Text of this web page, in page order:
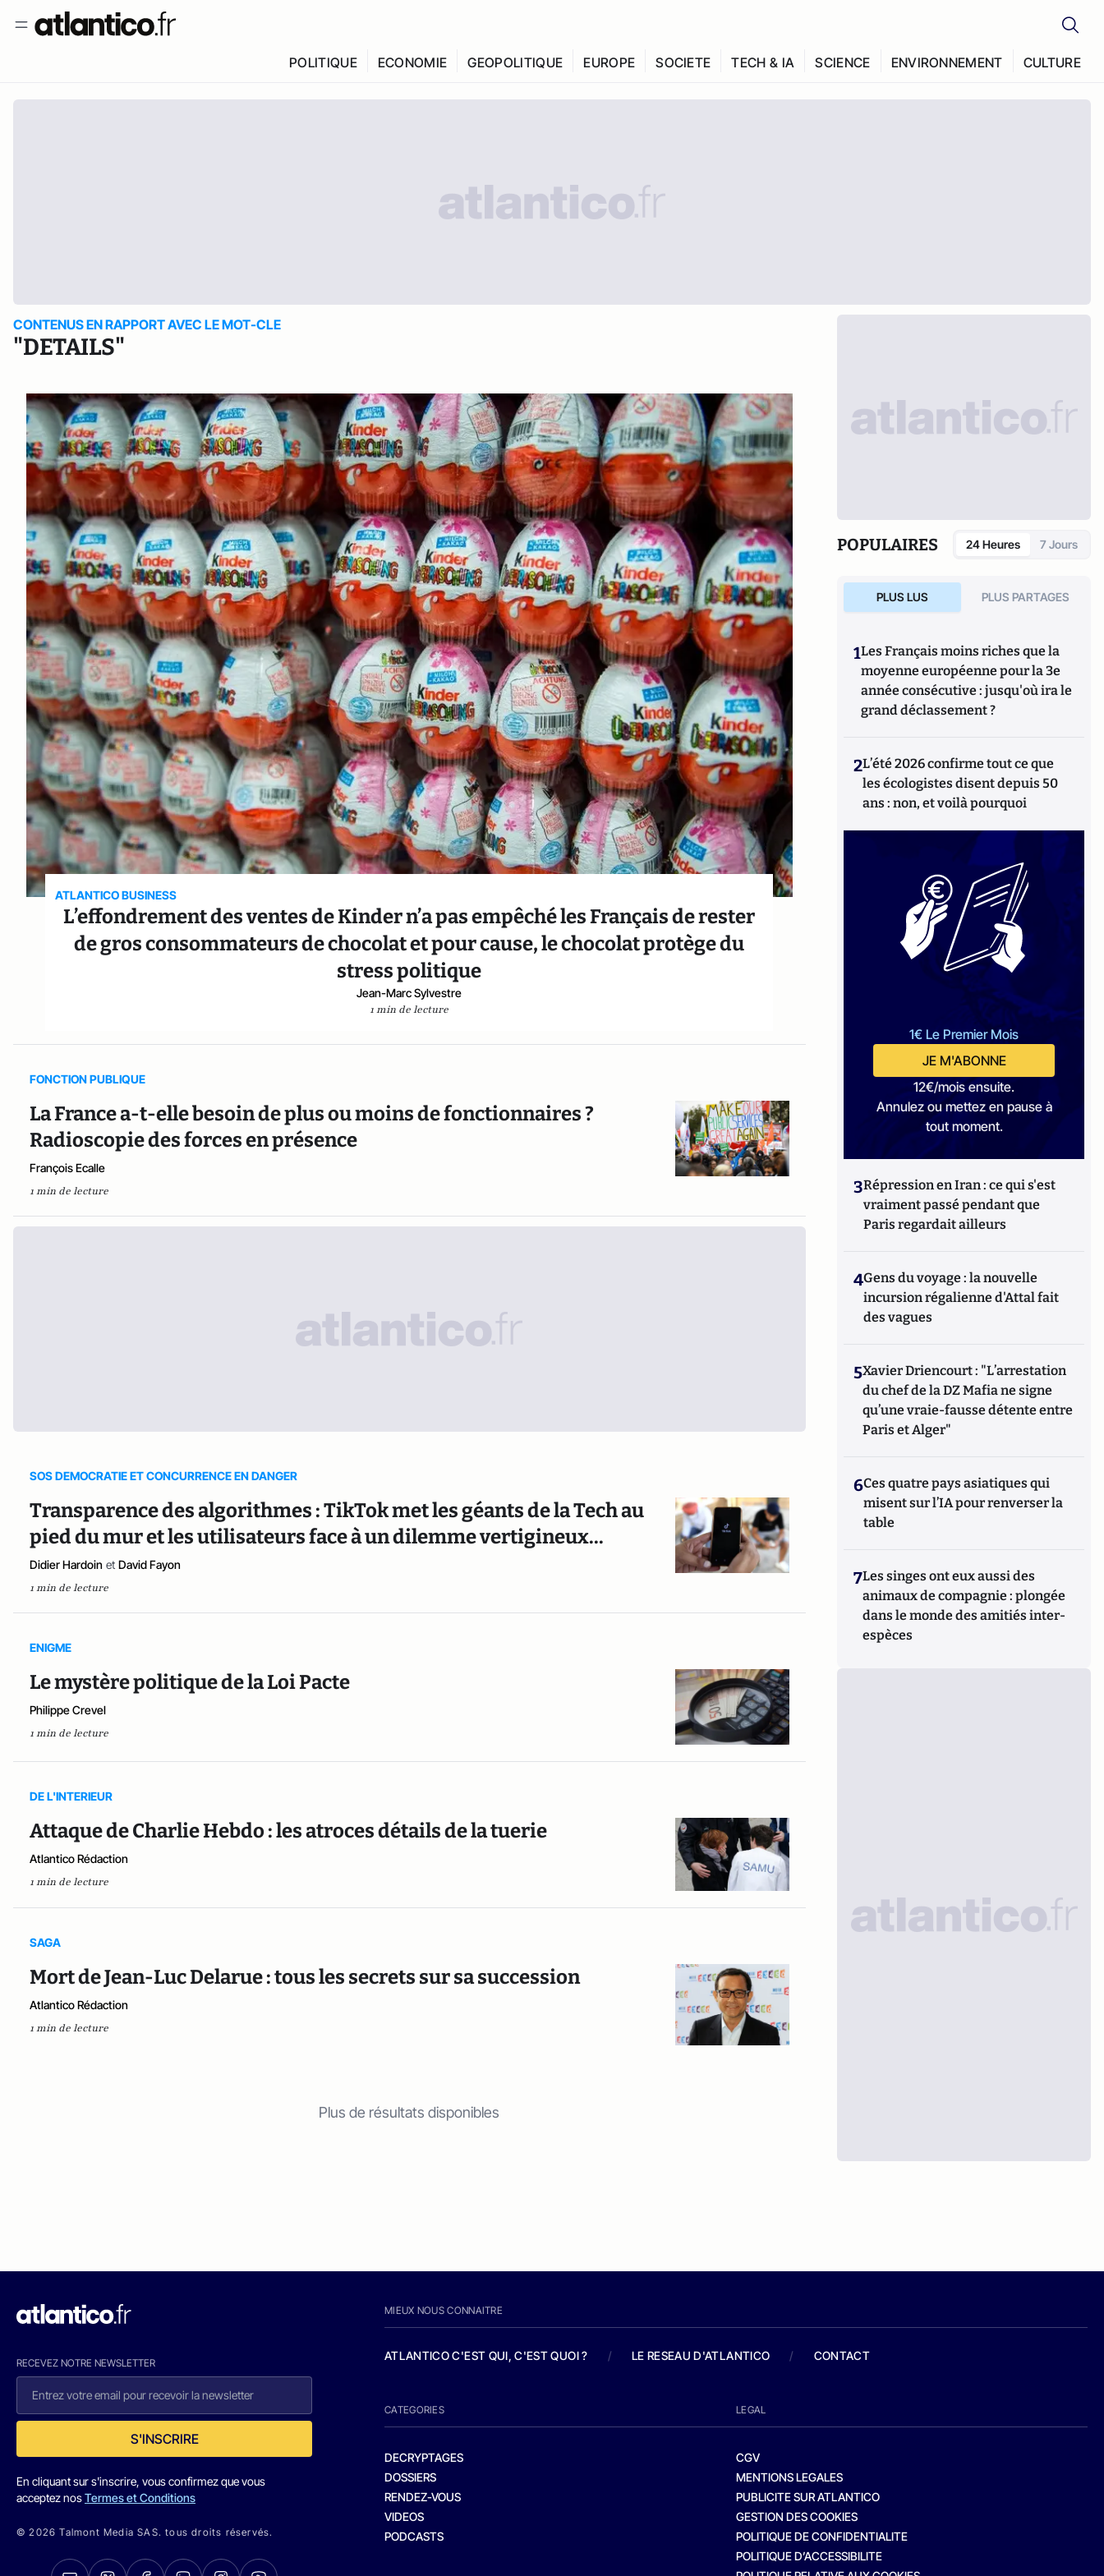
POLITIQUE ECONOMIE GEOPOLITIQUE EUROPE SOCIETE TECH & IA SCIENCE ENVIRONNEMENT CULTURE
CONTENUS EN RAPPORT AVEC LE MOT-CLE
"DETAILS"
ATLANTICO BUSINESS
L’effondrement des ventes de Kinder n’a pas empêché les Français de rester
de gros consommateurs de chocolat et pour cause, le chocolat protège du
stress politique
Jean-Marc Sylvestre
1 min de lecture
FONCTION PUBLIQUE
La France a-t-elle besoin de plus ou moins de fonctionnaires ?
Radioscopie des forces en présence
François Ecalle
1 min de lecture
SOS DEMOCRATIE ET CONCURRENCE EN DANGER
Transparence des algorithmes : TikTok met les géants de la Tech au
pied du mur et les utilisateurs face à un dilemme vertigineux...
Didier Hardoin et David Fayon
1 min de lecture
ENIGME
Le mystère politique de la Loi Pacte
Philippe Crevel
1 min de lecture
DE L'INTERIEUR
Attaque de Charlie Hebdo : les atroces détails de la tuerie
Atlantico Rédaction
1 min de lecture
SAGA
Mort de Jean-Luc Delarue : tous les secrets sur sa succession
Atlantico Rédaction
1 min de lecture
Plus de résultats disponibles
POPULAIRES 24 Heures 7 Jours
PLUS LUS PLUS PARTAGES
1Les Français moins riches que la
moyenne européenne pour la 3e
année consécutive : jusqu'où ira le
grand déclassement ?
2L’été 2026 confirme tout ce que
les écologistes disent depuis 50
ans : non, et voilà pourquoi
1€ Le Premier Mois
JE M'ABONNE
12€/mois ensuite.
Annulez ou mettez en pause à
tout moment.
3Répression en Iran : ce qui s'est
vraiment passé pendant que
Paris regardait ailleurs
4Gens du voyage : la nouvelle
incursion régalienne d'Attal fait
des vagues
5Xavier Driencourt : "L’arrestation
du chef de la DZ Mafia ne signe
qu’une vraie-fausse détente entre
Paris et Alger"
6Ces quatre pays asiatiques qui
misent sur l’IA pour renverser la
table
7Les singes ont eux aussi des
animaux de compagnie : plongée
dans le monde des amitiés inter-
espèces
RECEVEZ NOTRE NEWSLETTER
S'INSCRIRE
En cliquant sur s'inscrire, vous confirmez que vous
acceptez nosTermes et Conditions
© 2026 Talmont Media SAS. tous droits réservés.
MIEUX NOUS CONNAITRE
ATLANTICO C'EST QUI, C'EST QUOI ? / LE RESEAU D'ATLANTICO / CONTACT
CATEGORIES
DECRYPTAGES
DOSSIERS
RENDEZ-VOUS
VIDEOS
PODCASTS
LEGAL
CGV
MENTIONS LEGALES
PUBLICITE SUR ATLANTICO
GESTION DES COOKIES
POLITIQUE DE CONFIDENTIALITE
POLITIQUE D’ACCESSIBILITE